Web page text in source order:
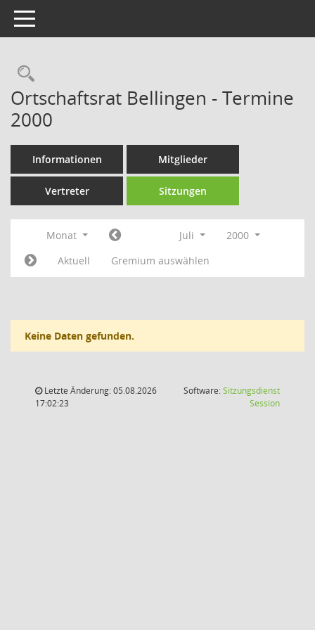
Toggle navigation
Rechercheauswahl
Ortschaftsrat Bellingen - Termine
2000
Informationen Mitglieder
Vertreter Sitzungen
Monat Juli
2000
Aktuell
Gremium auswählen
Keine Daten gefunden.
Letzte Änderung: 05.08.2026
17:02:23
Software:Sitzungsdienst
Session(Wird in